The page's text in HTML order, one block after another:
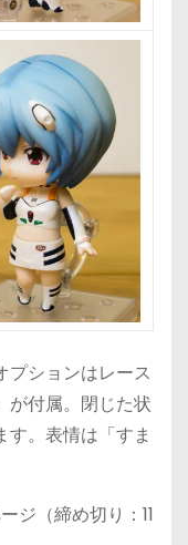
プションはレース
が付属。閉じた状
す。表情は「すま
ジ（締め切り：11